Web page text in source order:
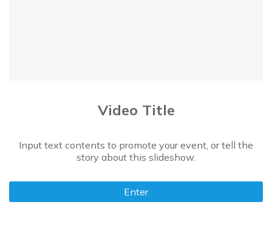
Video Title
Input text contents to promote your event, or tell the
story about this slideshow.
Enter